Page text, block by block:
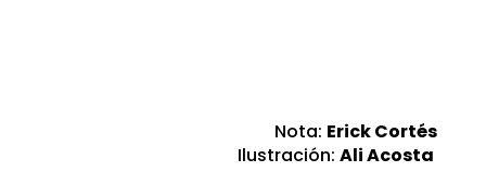
Nota: Erick Cortés
Ilustración:Ali Acosta